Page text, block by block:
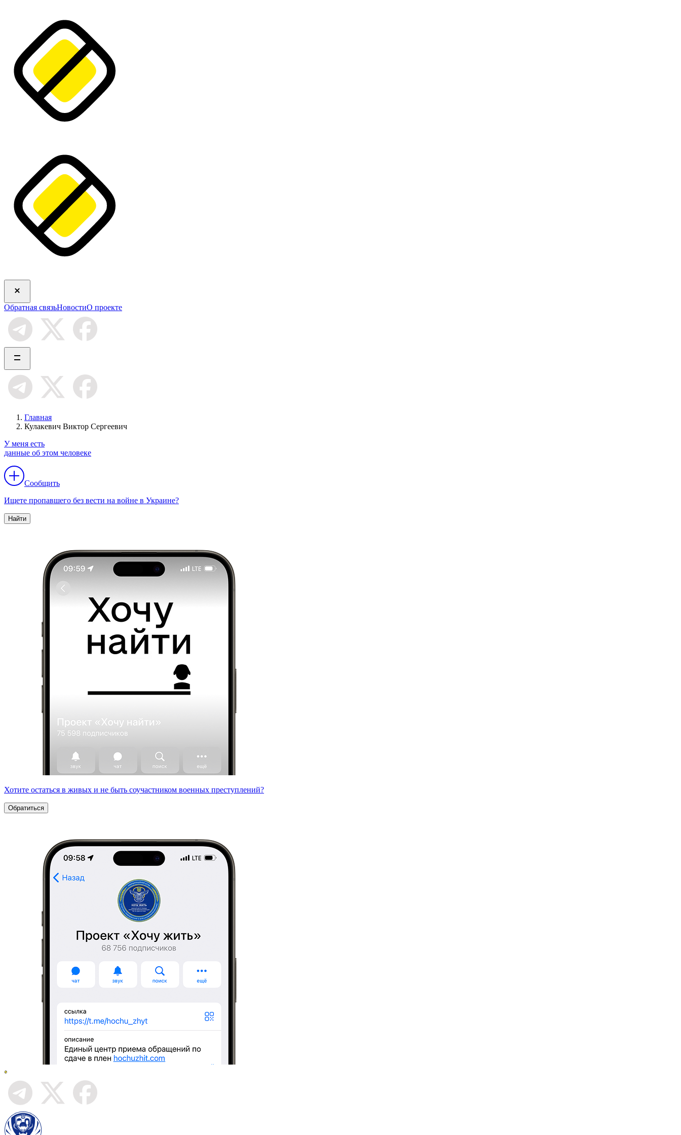
Обратная связьНовостиО проекте
Главная
Кулакевич Виктор Сергеевич
У меня есть
данные об этом человеке
Сообщить
Ищете пропавшего без вести на войне в Украине?
Найти
Хотите остаться в живых и не быть соучастником военных преступлений?
Обратиться